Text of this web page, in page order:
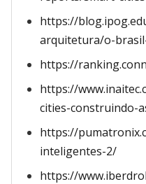
https://
arquitetura/o-
https://
https://
cities-construindo-
https://
inteligentes-2/
https://